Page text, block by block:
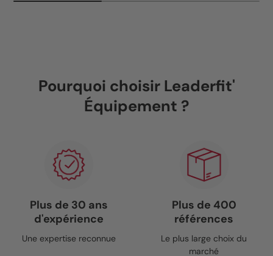
Pourquoi choisir Leaderfit'
Équipement ?
Plus de 30 ans
d'expérience
Une expertise reconnue
Plus de 400
références
Le plus large choix du
marché